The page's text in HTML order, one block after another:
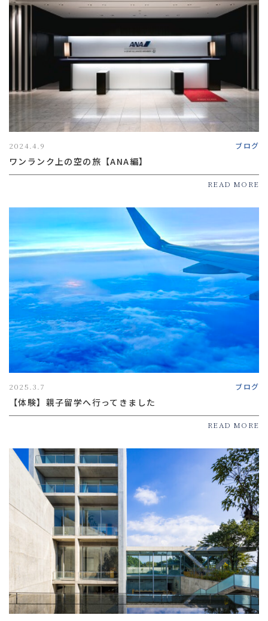
2024.4.9 ブログ
ワンランク上の空の旅【ANA編】
READ MORE
2025.3.7 ブログ
【体験】親子留学へ行ってきました
READ MORE